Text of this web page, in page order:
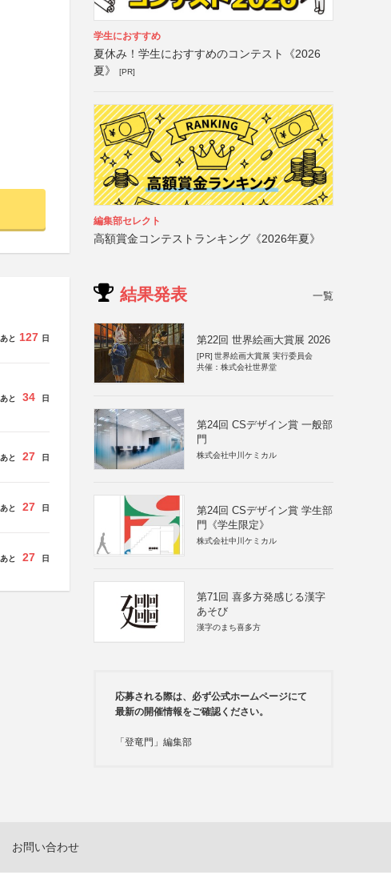
あと 127 日
あと 34 日
あと 27 日
あと 27 日
あと 27 日
学生におすすめ
夏休み！学生におすすめのコンテスト《2026
夏》
[PR]
編集部セレクト
高額賞金コンテストランキング《2026年夏》
結果発表 一覧
第22回 世界絵画大賞展 2026
[PR] 世界絵画大賞展 実行委員会
共催：株式会社世界堂
第24回 CSデザイン賞 一般部
門
株式会社中川ケミカル
第24回 CSデザイン賞 学生部
門《学生限定》
株式会社中川ケミカル
第71回 喜多方発感じる漢字
あそび
漢字のまち喜多方
応募される際は、必ず公式ホームページにて
最新の開催情報をご確認ください。
「登竜門」編集部
お問い合わせ